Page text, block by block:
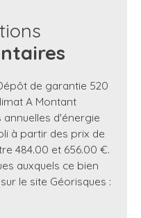
de garantie 520
A Montant
d'énergie
à partir des prix de
484.00 et 656.00 €.
auxquels ce bien
le site Géorisques :